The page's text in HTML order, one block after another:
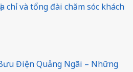
chỉ và tổng đài chăm sóc khách
Điện Quảng Ngãi – Những